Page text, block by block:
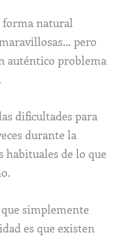
natural
pero
auténtico problema
dificultades para
durante la
habituales de lo que
simplemente
es que existen